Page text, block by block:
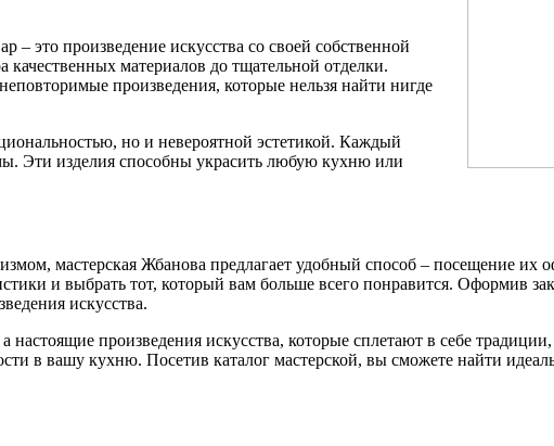
это произведение искусства со своей собственной
материалов до тщательной отделки.
произведения, которые нельзя найти нигде
но и невероятной эстетикой. Каждый
Эти изделия способны украсить любую кухню или
мастерская Жбанова предлагает удобный способ – посещение их
и выбрать тот, который вам больше всего понравится. Оформив
искусства.
произведения искусства, которые сплетают в себе
в вашу кухню. Посетив каталог мастерской, вы сможете найти